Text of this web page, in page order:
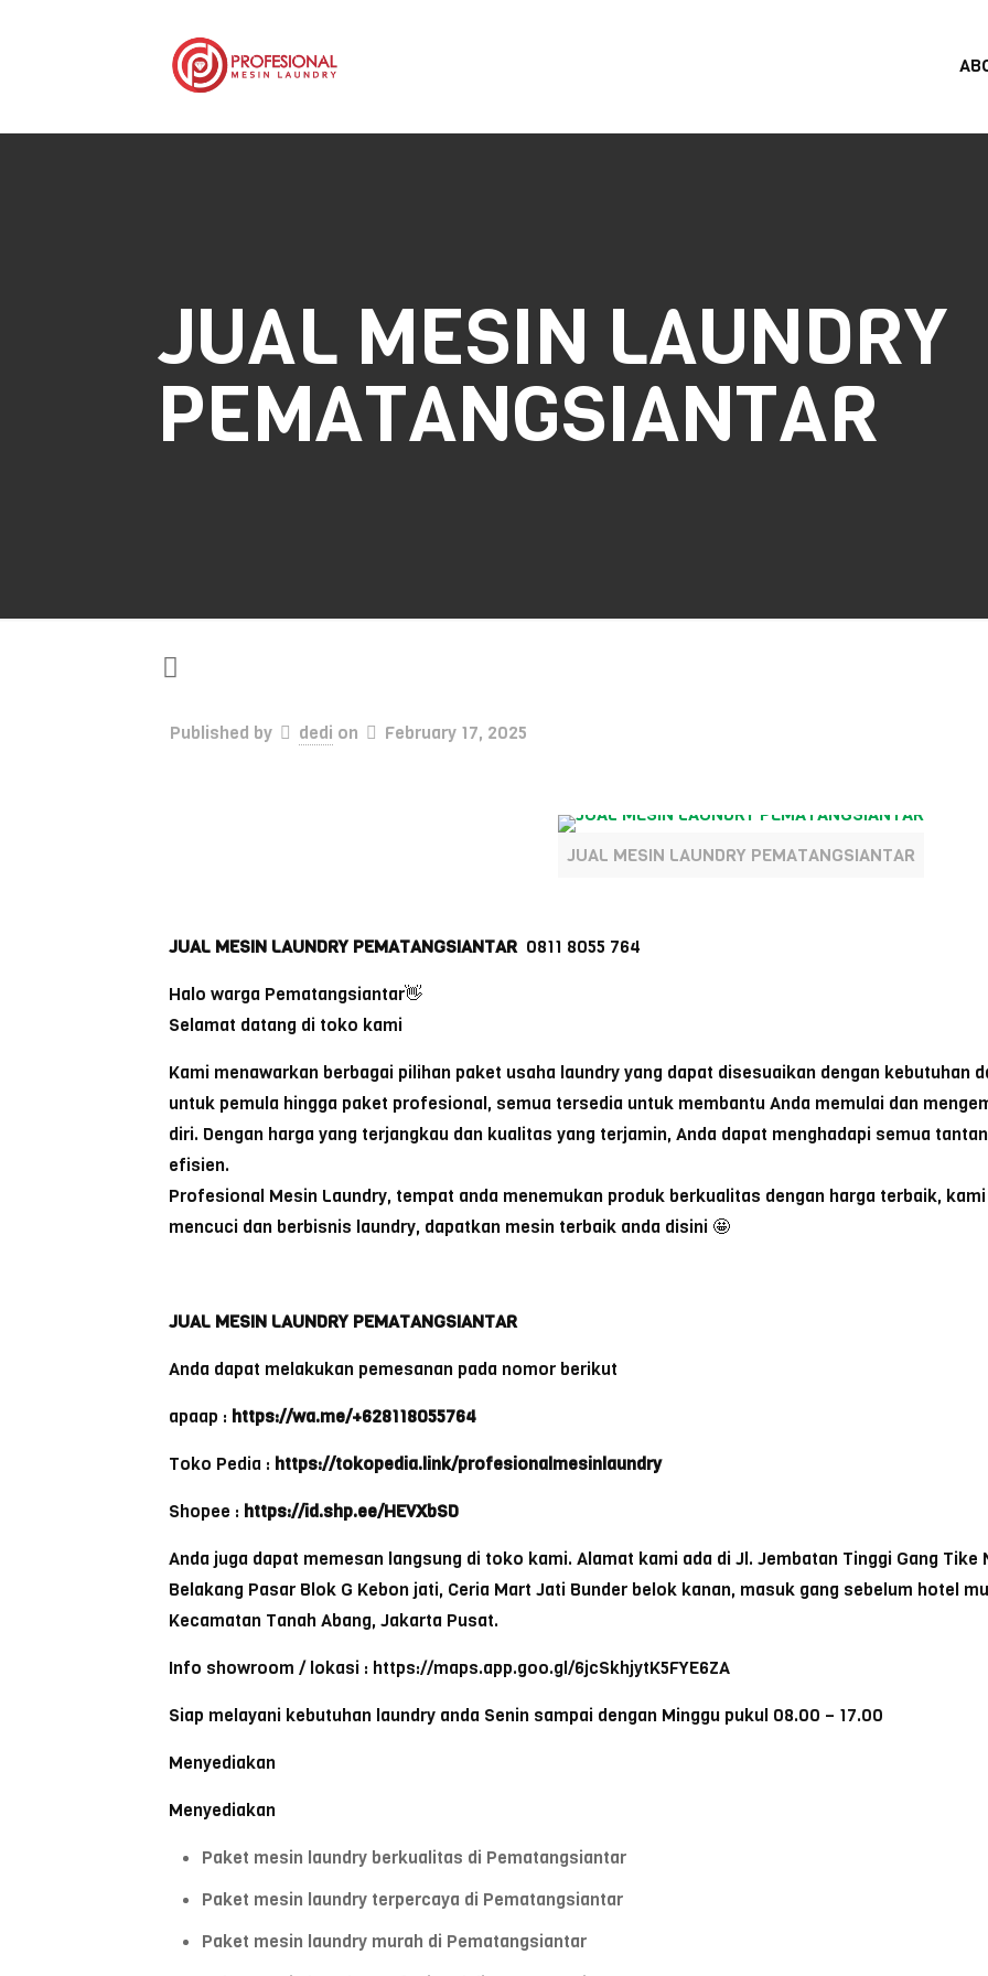
JUAL MESIN LAUNDRY
PEMATANGSIANTAR
Published by dedi on February 17, 2025
JUAL MESIN LAUNDRY PEMATANGSIANTAR
JUAL MESIN LAUNDRY PEMATANGSIANTAR 0811 8055 764
Halo warga Pematangsiantar👋
Selamat datang di toko kami
Kami menawarkan berbagai pilihan paket usaha laundry yang dapat disesuaikan dengan kebutuhan
untuk pemula hingga paket profesional, semua tersedia untuk membantu Anda memulai dan
diri. Dengan harga yang terjangkau dan kualitas yang terjamin, Anda dapat menghadapi semua
efisien.
Profesional Mesin Laundry, tempat anda menemukan produk berkualitas dengan harga terbaik,
mencuci dan berbisnis laundry, dapatkan mesin terbaik anda disini 🤩
JUAL MESIN LAUNDRY PEMATANGSIANTAR
Anda dapat melakukan pemesanan pada nomor berikut
apaap : https://wa.me/+628118055764
Toko Pedia : https://tokopedia.link/profesionalmesinlaundry
Shopee : https://id.shp.ee/HEVXbSD
Anda juga dapat memesan langsung di toko kami. Alamat kami ada di Jl. Jembatan Tinggi Gang Tike
Belakang Pasar Blok G Kebon jati, Ceria Mart Jati Bunder belok kanan, masuk gang sebelum hotel
Kecamatan Tanah Abang, Jakarta Pusat.
Info showroom / lokasi : https://maps.app.goo.gl/6jcSkhjytK5FYE6ZA
Siap melayani kebutuhan laundry anda Senin sampai dengan Minggu pukul 08.00 – 17.00
Menyediakan
Menyediakan
Paket mesin laundry berkualitas di Pematangsiantar
Paket mesin laundry terpercaya di Pematangsiantar
Paket mesin laundry murah di Pematangsiantar